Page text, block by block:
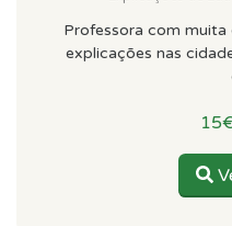
Professora com muita
explicações nas
15€